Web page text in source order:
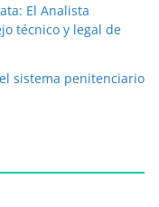
El Analista
técnico y legal de
sistema penitenciario